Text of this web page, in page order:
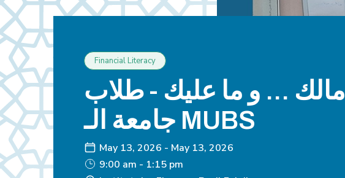
Financial Literacy
مالك ... و ما عليك - طلاب
جامعة الـ MUBS
May 13, 2026 - May 13, 2026
9:00 am - 1:15 pm